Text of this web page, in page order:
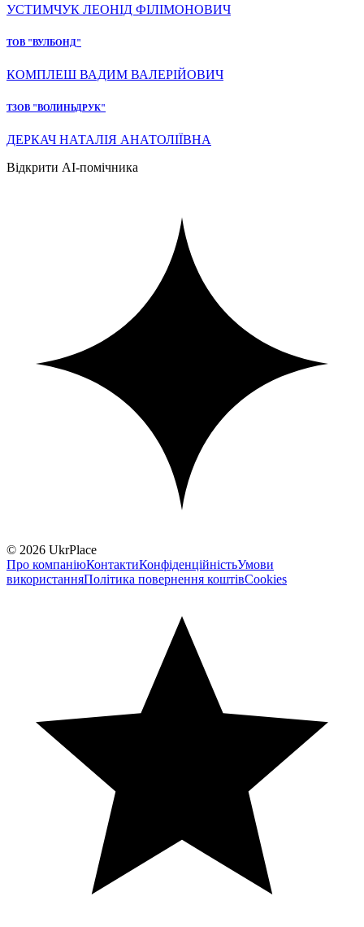
УСТИМЧУК ЛЕОНІД ФІЛІМОНОВИЧ
ТОВ "ВУЛБОНД"
КОМПЛЕШ ВАДИМ ВАЛЕРІЙОВИЧ
ТЗОВ "ВОЛИНЬДРУК"
ДЕРКАЧ НАТАЛІЯ АНАТОЛІЇВНА
Відкрити AI-помічника
© 2026 UkrPlace
Про компаніюКонтактиКонфіденційністьУмови
використанняПолітика повернення коштівCookies